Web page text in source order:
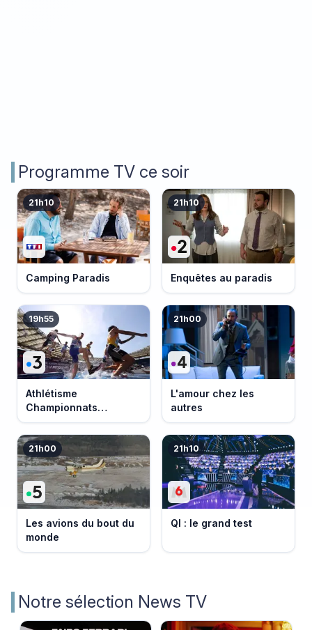
Programme TV ce soir
21h10
Camping Paradis
21h10
Enquêtes au paradis
19h55
Athlétisme
Championnats
d'Europe 2026
21h00
L'amour chez les
autres
21h00
Les avions du bout du
monde
21h10
QI : le grand test
Notre sélection News TV